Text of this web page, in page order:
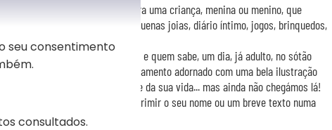
presente original e prático para uma criança, menina ou menino, que
coisas: bola, yo-yo, pequenas joias, diário íntimo, jogos, brinquedos,
saltar, ...
poderá guardar para toda a vida e quem sabe, um dia, já adulto, no sótão
o seu baú de armazenamento adornado com uma bela ilustração
dentro toda uma parte da sua vida... mas ainda não chegámos lá!
pessoal, você poderá fazer imprimir o seu nome ou um breve texto numa
seu consentimento
consultados.